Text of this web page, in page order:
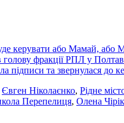
керувати або Мамай, або
голову фракції РПЛ у
підписи та звернулася до
Євген Ніколаєнко, Рідне
Перепелиця, Олена